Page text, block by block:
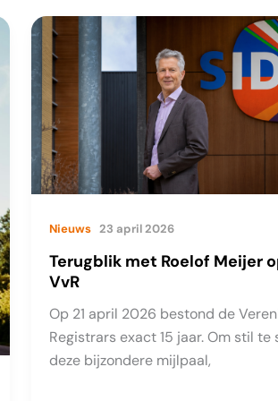
afrondende
fase
Nieuws 23 april 2026
Terugblik met Roelof Meijer
VvR
Op 21 april 2026 bestond de
Registrars exact 15 jaar. Om stil te
deze bijzondere mijlpaal,